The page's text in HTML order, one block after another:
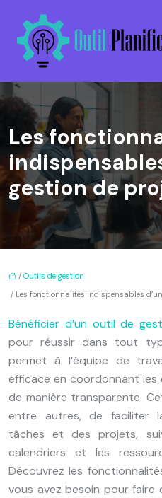
Les
gestion de
/ Outils de gestion
/ Les fonctionnalités indispensables
Bénéficier d’un outil de
pour réussir dans tout
permet à l’équipe de
efficace en coordonnant
de manière transparente.
entre autres, de faciliter
tâches et des projets,
calendriers et les
Découvrez les
vous avez besoin pour